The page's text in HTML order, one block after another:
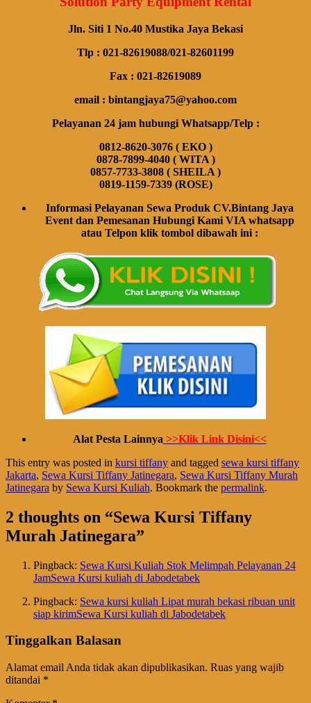
Jln. Siti 1 No.40 Mustika Jaya Bekasi
Tlp : 021-82619088/021-82601199
Fax : 021-82619089
email : bintangjaya75@yahoo.com
Pelayanan 24 jam hubungi Whatsapp/Telp :
0812-8620-3076 ( EKO )
0878-7899-4040 ( WITA )
0857-7733-3808 ( SHEILA )
0819-1159-7339 (ROSE)
Informasi Pelayanan Sewa Produk CV.Bintang Jaya
Event dan Pemesanan Hubungi Kami VIA whatsapp
atau Telpon klik tombol dibawah ini :
Alat Pesta Lainnya >>Klik Link Disini<<
This entry was posted in kursi tiffany and tagged sewa kursi tiffany
Jakarta, Sewa Kursi Tiffany Jatinegara, Sewa Kursi Tiffany Murah
Jatinegara by Sewa Kursi Kuliah. Bookmark the permalink.
2 thoughts on “Sewa Kursi Tiffany
Murah Jatinegara”
Pingback: Sewa Kursi Kuliah Stok Melimpah Pelayanan 24
JamSewa Kursi kuliah di Jabodetabek
Pingback: Sewa kursi kuliah Lipat murah bekasi ribuan unit
siap kirimSewa Kursi kuliah di Jabodetabek
Tinggalkan Balasan
Alamat email Anda tidak akan dipublikasikan. Ruas yang wajib
ditandai *